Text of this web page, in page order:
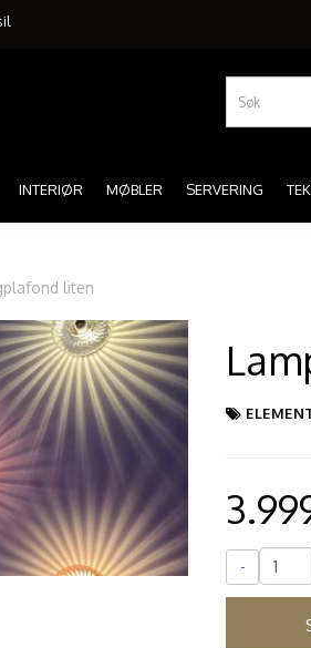
INTERIØR MØBLER SERVERING
liten
-